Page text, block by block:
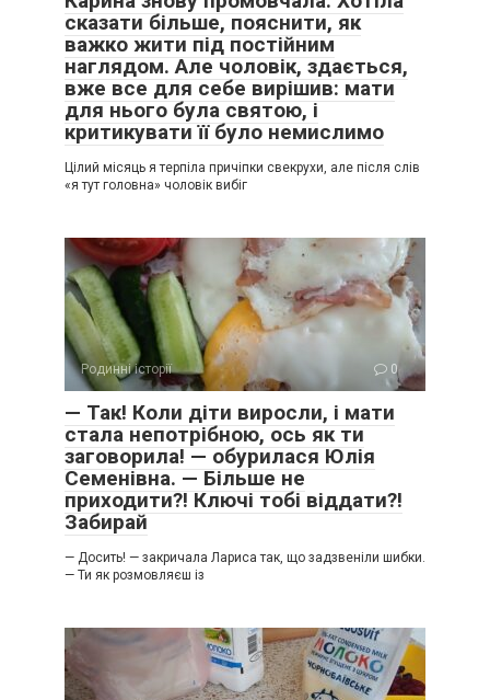
сказати більше, пояснити, як
важко жити під постійним
наглядом. Але чоловік, здається,
вже все для себе вирішив: мати
для нього була святою, і
критикувати її було немислимо
Цілий місяць я терпіла причіпки свекрухи, але після слів
«я тут головна» чоловік вибіг
Родинні історії 0
— Так! Коли діти виросли, і мати
стала непотрібною, ось як ти
заговорила! — обурилася Юлія
Семенівна. — Більше не
приходити?! Ключі тобі віддати?!
Забирай
— Досить! — закричала Лариса так, що задзвеніли шибки.
— Ти як розмовляєш із